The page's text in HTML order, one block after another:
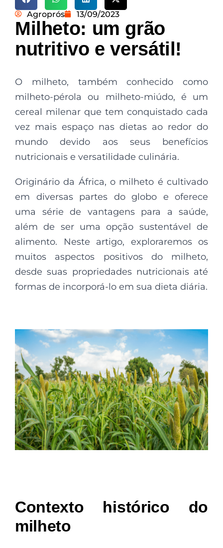
Agroprós 13/09/2023
Milheto: um grão
nutritivo e versátil!
O milheto, também conhecido como
milheto-pérola ou milheto-miúdo, é um
cereal milenar que tem conquistado cada
vez mais espaço nas dietas ao redor do
mundo devido aos seus benefícios
nutricionais e versatilidade culinária.
Originário da África, o milheto é cultivado
em diversas partes do globo e oferece
uma série de vantagens para a saúde,
além de ser uma opção sustentável de
alimento. Neste artigo, exploraremos os
muitos aspectos positivos do milheto,
desde suas propriedades nutricionais até
formas de incorporá-lo em sua dieta diária.
Contexto histórico do
milheto